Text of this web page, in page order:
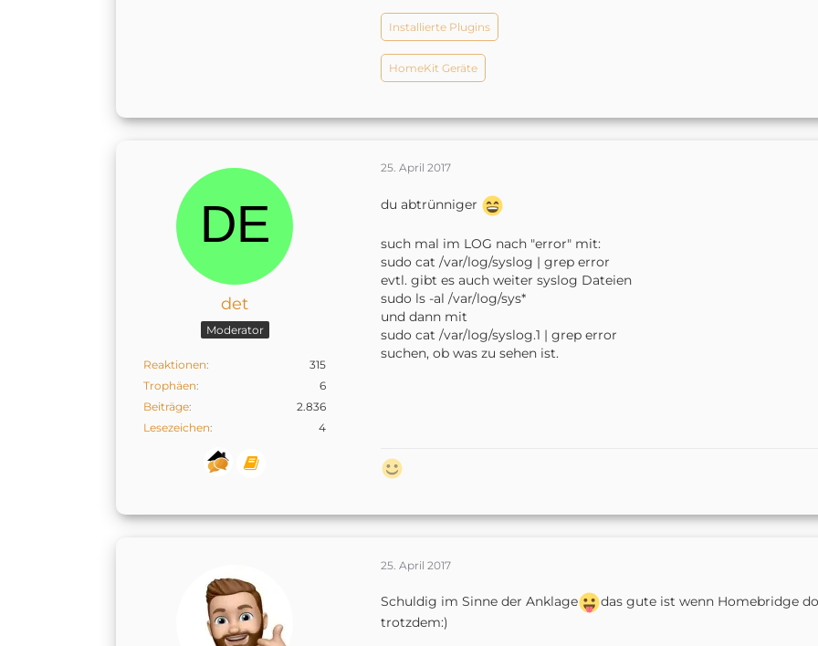
Installierte Plugins
HomeKit Geräte
det
Moderator
Reaktionen
315
Trophäen
6
Beiträge
2.836
Lesezeichen
4
25. April 2017
du abtrünniger
such mal im LOG nach "error" mit:
sudo cat /var/log/syslog | grep error
evtl. gibt es auch weiter syslog Dateien
sudo ls -al /var/log/sys*
und dann mit
sudo cat /var/log/syslog.1 | grep error
suchen, ob was zu sehen ist.
25. April 2017
Schuldig im Sinne der Anklage
das gute ist wenn Homebridge
trotzdem:)